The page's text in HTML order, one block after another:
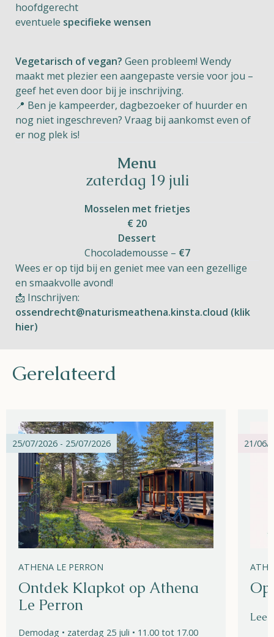
hoofdgerecht
eventuele specifieke wensen
Vegetarisch of vegan? Geen probleem! Wendy
maakt met plezier een aangepaste versie voor jou –
geef het even door bij je inschrijving.
📍 Ben je kampeerder, dagbezoeker of huurder en
nog niet ingeschreven? Vraag bij aankomst even of
er nog plek is!
Menu
zaterdag 19 juli
Mosselen met frietjes
€ 20
Dessert
Chocolademousse – €7
Wees er op tijd bij en geniet mee van een gezellige
en smaakvolle avond!
📩 Inschrijven:
ossendrecht@naturismeathena.kinsta.cloud (klik
hier)
Gerelateerd
25/07/2026 - 25/07/2026
ATHENA LE PERRON
Ontdek Klapkot op Athena
Le Perron
Demodag • zaterdag 25 juli • 11.00 tot 17.00
21/06/